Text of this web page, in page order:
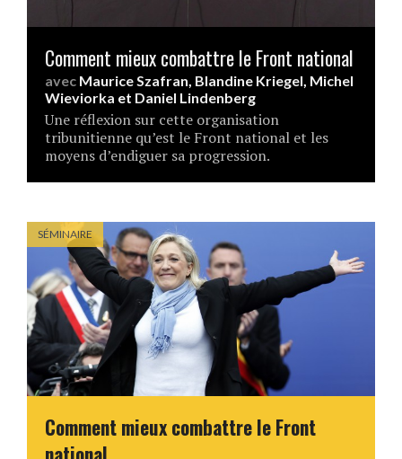
Comment mieux combattre le Front national
avec Maurice Szafran, Blandine Kriegel, Michel
Wieviorka et Daniel Lindenberg
Une réflexion sur cette organisation
tribunitienne qu’est le Front national et les
moyens d’endiguer sa progression.
SÉMINAIRE
Comment mieux combattre le Front